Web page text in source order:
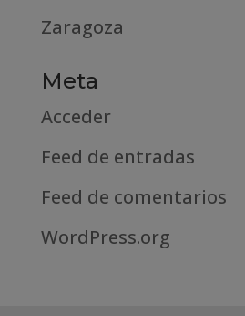
Zaragoza
Meta
Acceder
Feed de entradas
Feed de comentarios
WordPress.org